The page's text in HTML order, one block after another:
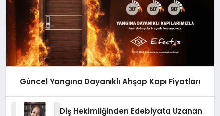
Güncel Yangına Dayanıklı Ahşap Kapı Fiyatları
Diş Hekimliğinden Edebiyata Uzanan